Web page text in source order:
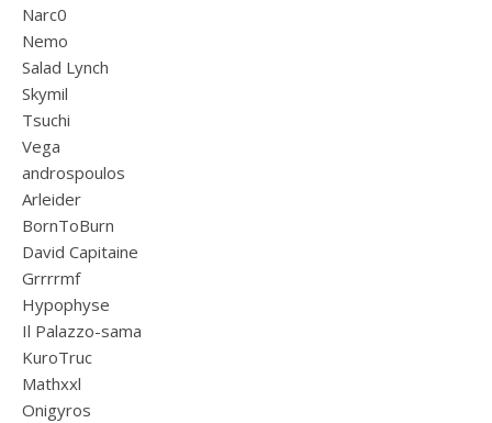
Narc0
Nemo
Salad Lynch
Skymil
Tsuchi
Vega
androspoulos
Arleider
BornToBurn
David Capitaine
Grrrrmf
Hypophyse
Il Palazzo-sama
KuroTruc
Mathxxl
Onigyros